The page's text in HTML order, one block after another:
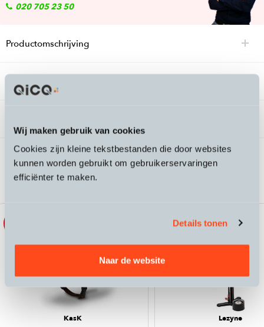
Wij maken gebruik van cookies
Cookies zijn kleine tekstbestanden die door websites
kunnen worden gebruikt om gebruikerservaringen
efficiënter te maken.
Details tonen
Naar de website
020 705 23 50
Productomschrijving
Passende accessoires bij de Riese &
Muller Packster2 70 Control Technology
KasK
Nieuw
Lezyne